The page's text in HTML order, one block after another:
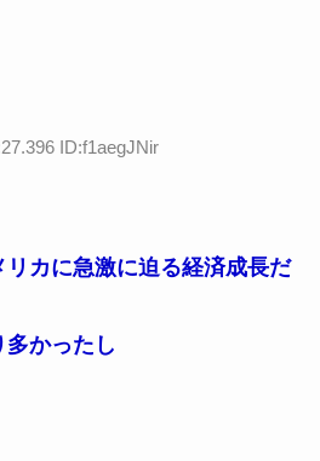
ID:f1aegJNir
カに急激に迫る経済成長だ
多かったし